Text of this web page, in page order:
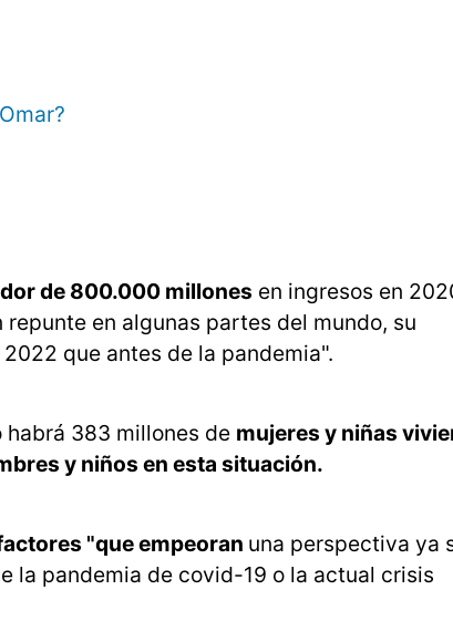
de 800.000 millones en ingresos en
en algunas partes del mundo, su
que antes de la pandemia".
habrá 383 millones de mujeres y niñas
y niños en esta situación.
"que empeoran una perspectiva ya
la pandemia de covid-19 o la actual crisis